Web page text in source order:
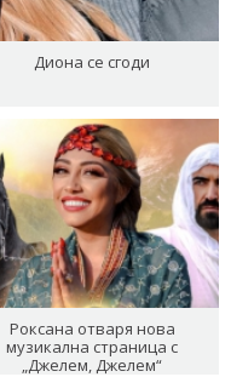
Диона се сгоди
Роксана отваря нова
музикална страница с
„Джелем, Джелем“